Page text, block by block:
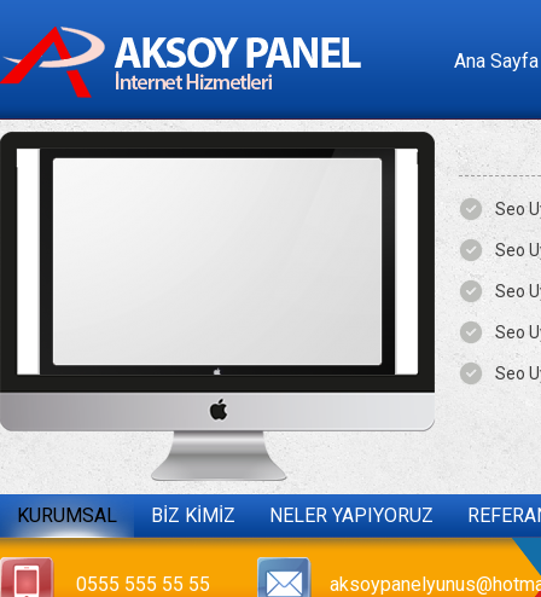
Ana Sayfa
Seo
Seo
Seo
Seo
Seo
KURUMSAL BİZ KİMİZ NELER YAPIYORUZ
0555 555 55 55